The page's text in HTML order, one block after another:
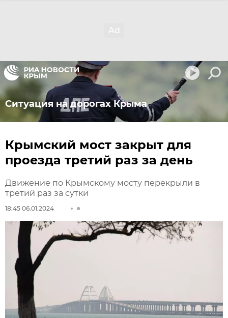
Ситуация на дорогах Крыма
Крымский мост закрыт для
проезда третий раз за день
Движение по Крымскому мосту перекрыли в
третий раз за сутки
18:45 06.01.2024